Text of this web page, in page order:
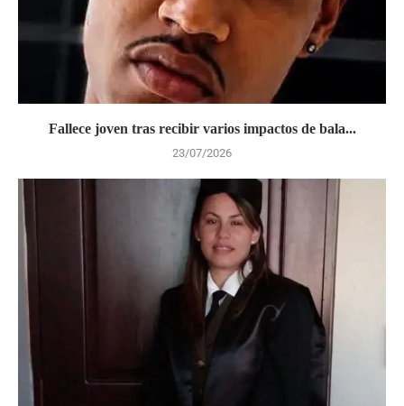
Fallece joven tras recibir varios impactos de bala...
23/07/2026